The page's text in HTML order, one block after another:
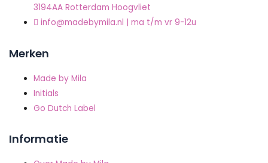
3194AA Rotterdam Hoogvliet
info@madebymila.nl | ma t/m vr 9-12u
Merken
Made by Mila
Initials
Go Dutch Label
Informatie